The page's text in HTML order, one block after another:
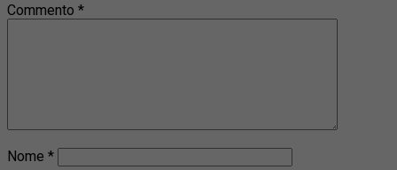
Commento *
Nome *